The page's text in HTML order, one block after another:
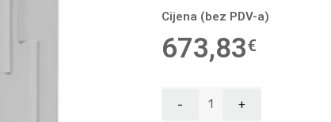
Cijena (bez PDV-a)
673,83€